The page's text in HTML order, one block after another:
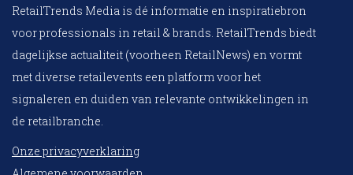
RetailTrends Media is dé informatie en inspiratiebron
voor professionals in retail & brands. RetailTrends biedt
dagelijkse actualiteit (voorheen RetailNews) en vormt
met diverse retailevents een platform voor het
signaleren en duiden van relevante ontwikkelingen in
de retailbranche.
Onze privacyverklaring